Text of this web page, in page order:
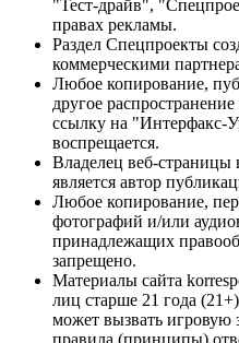
"Тест-драйв",
правах рекламы.
Раздел Спецпроекты
коммерческими
Любое копирование,
другое
ссылку на "Интерфакс-
воспрещается.
Владелец веб-страницы
является автор
Любое копирование,
фотографий и/или
принадлежащих
запрещено.
Материалы сайта
лиц старше 21 года
может вызвать игровую
правила (принципы)